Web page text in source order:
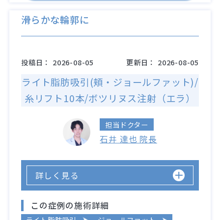
滑らかな輪郭に
投稿日： 2026-08-05 更新日： 2026-08-05
ライト脂肪吸引(頬・ジョールファット)/
糸リフト10本/ボツリヌス注射（エラ）
担当ドクター
石井 達也 院長
詳しく見る
この症例の施術詳細